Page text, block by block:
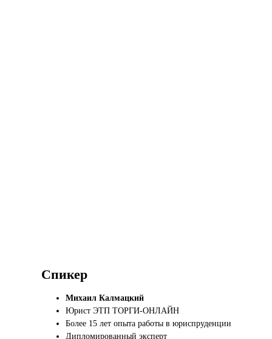
Спикер
Михаил Калмацкий
Юрист ЭТП ТОРГИ-ОНЛАЙН
Более 15 лет опыта работы в юриспруденции
Дипломированный эксперт